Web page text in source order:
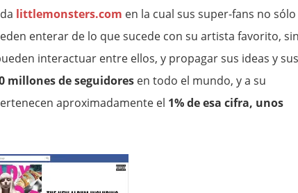
littlemonsters.com en la cual sus super-fans no sólo
enterar de lo que sucede con su artista favorito,
interactuar entre ellos, y propagar sus ideas y sus
millones de seguidores en todo el mundo, y a su
aproximadamente el 1% de esa cifra, unos